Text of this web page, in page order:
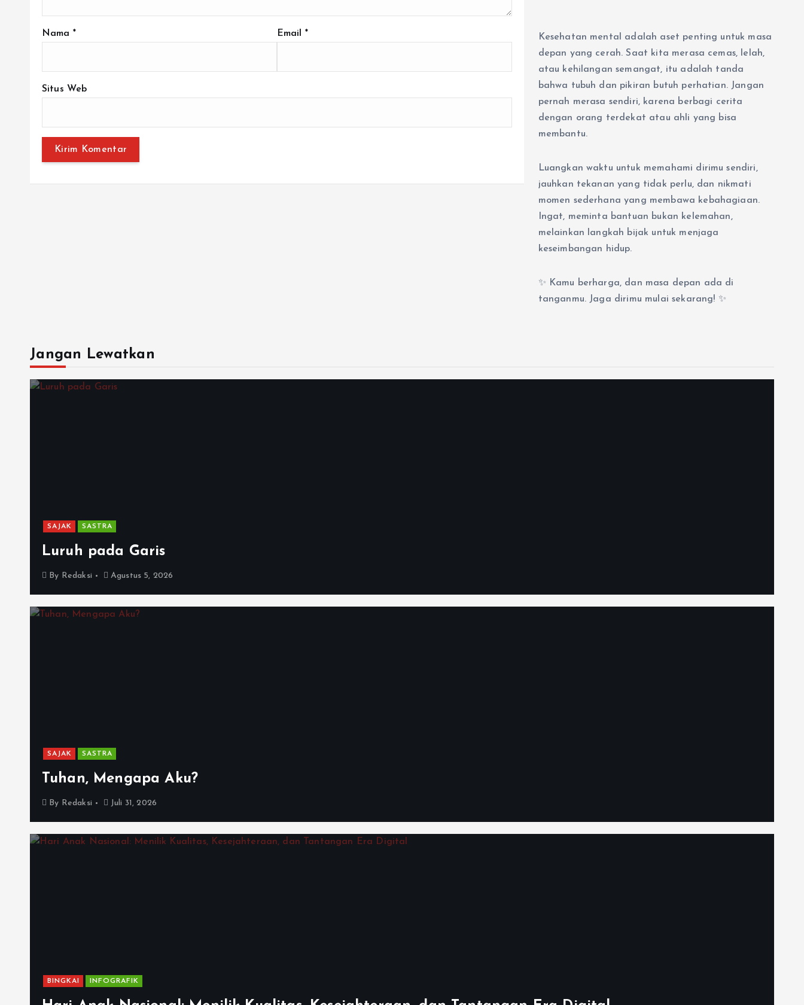
Nama * Email *
Situs Web
Kesehatan mental adalah aset penting untuk masa
depan yang cerah. Saat kita merasa cemas, lelah,
atau kehilangan semangat, itu adalah tanda
bahwa tubuh dan pikiran butuh perhatian. Jangan
pernah merasa sendiri, karena berbagi cerita
dengan orang terdekat atau ahli yang bisa
membantu.
Luangkan waktu untuk memahami dirimu sendiri,
jauhkan tekanan yang tidak perlu, dan nikmati
momen sederhana yang membawa kebahagiaan.
Ingat, meminta bantuan bukan kelemahan,
melainkan langkah bijak untuk menjaga
keseimbangan hidup.
✨ Kamu berharga, dan masa depan ada di
tanganmu. Jaga dirimu mulai sekarang! ✨
Jangan Lewatkan
SAJAK SASTRA
Luruh pada Garis
By Redaksi Agustus 5, 2026
SAJAK SASTRA
Tuhan, Mengapa Aku?
By Redaksi Juli 31, 2026
BINGKAI INFOGRAFIK